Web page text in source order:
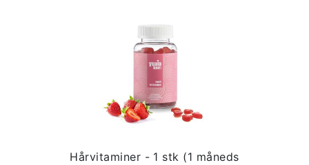
Hårvitaminer - 1 stk (1 måneds